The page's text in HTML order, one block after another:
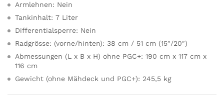
Armlehnen: Nein
Tankinhalt: 7 Liter
Differentialsperre: Nein
Radgrösse: (vorne/hinten): 38 cm / 51 cm (15″/20″)
Abmessungen (L x B x H) ohne PGC+: 190 cm x 117 cm x
116 cm
Gewicht (ohne Mähdeck und PGC+): 245,5 kg